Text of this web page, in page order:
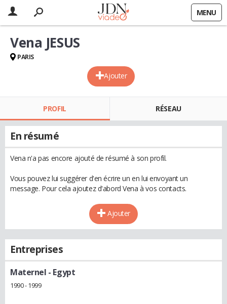
MENU
Ajouter
Vena JESUS
PARIS
PROFIL RÉSEAU
En résumé
Vena n'a pas encore ajouté de résumé à son profil.
Vous pouvez lui suggérer d'en écrire un en lui envoyant un
message. Pour cela ajoutez d'abord Vena à vos contacts.
Ajouter
Entreprises
Maternel - Egypt
1990 - 1999